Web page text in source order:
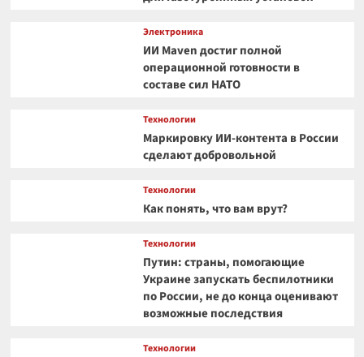
Электроника
ИИ Maven достиг полной
операционной готовности в
составе сил НАТО
Технологии
Маркировку ИИ-контента в России
сделают добровольной
Технологии
Как понять, что вам врут?
Технологии
Путин: страны, помогающие
Украине запускать беспилотники
по России, не до конца оценивают
возможные последствия
Технологии